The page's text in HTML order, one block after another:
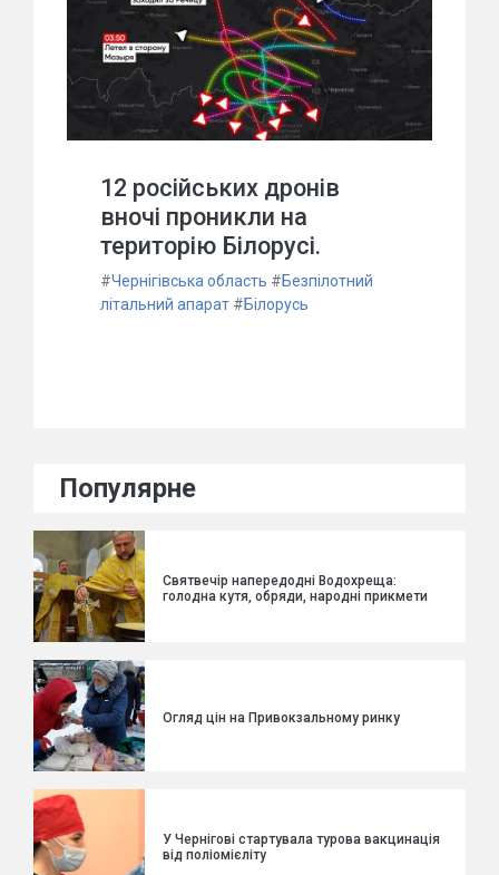
12 російських дронів
вночі проникли на
територію Білорусі.
#Чернігівська область #Безпілотний
літальний апарат #Білорусь
Популярне
Святвечір напередодні Водохреща:
голодна кутя, обряди, народні прикмети
Огляд цін на Привокзальному ринку
У Чернігові стартувала турова вакцинація
від поліомієліту